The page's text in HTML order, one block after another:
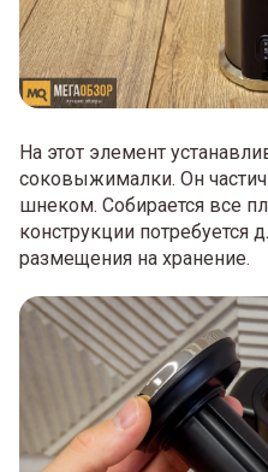
На этот элемент
соковыжималки. Он
шнеком. Собирается все
конструкции потребуется
размещения на хранение.